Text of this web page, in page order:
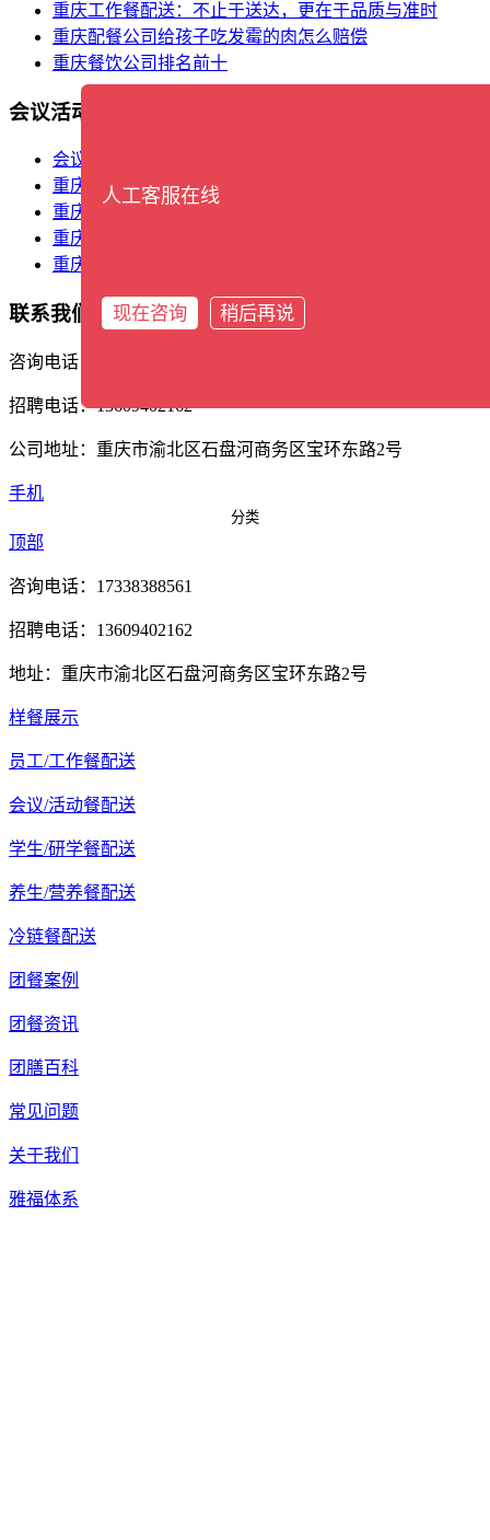
重庆工作餐配送：不止于送达，更在于品质与准时
重庆配餐公司给孩子吃发霉的肉怎么赔偿
重庆餐饮公司排名前十
会议活动餐配送
会议活动餐配送，雅福以专业品质赋能每场盛会
重庆配送招聘信息网
重庆外卖品牌做得好的有哪些
重庆外卖小哥
重庆餐饮食材批发市场在哪里
联系我们
咨询电话：17338388561
招聘电话：13609402162
公司地址：重庆市渝北区石盘河商务区宝环东路2号
手机
分类
顶部
咨询电话：17338388561
招聘电话：13609402162
地址：重庆市渝北区石盘河商务区宝环东路2号
样餐展示
员工/工作餐配送
会议/活动餐配送
学生/研学餐配送
养生/营养餐配送
冷链餐配送
团餐案例
团餐资讯
团膳百科
常见问题
关于我们
雅福体系
人工客服在线
现在咨询 稍后再说